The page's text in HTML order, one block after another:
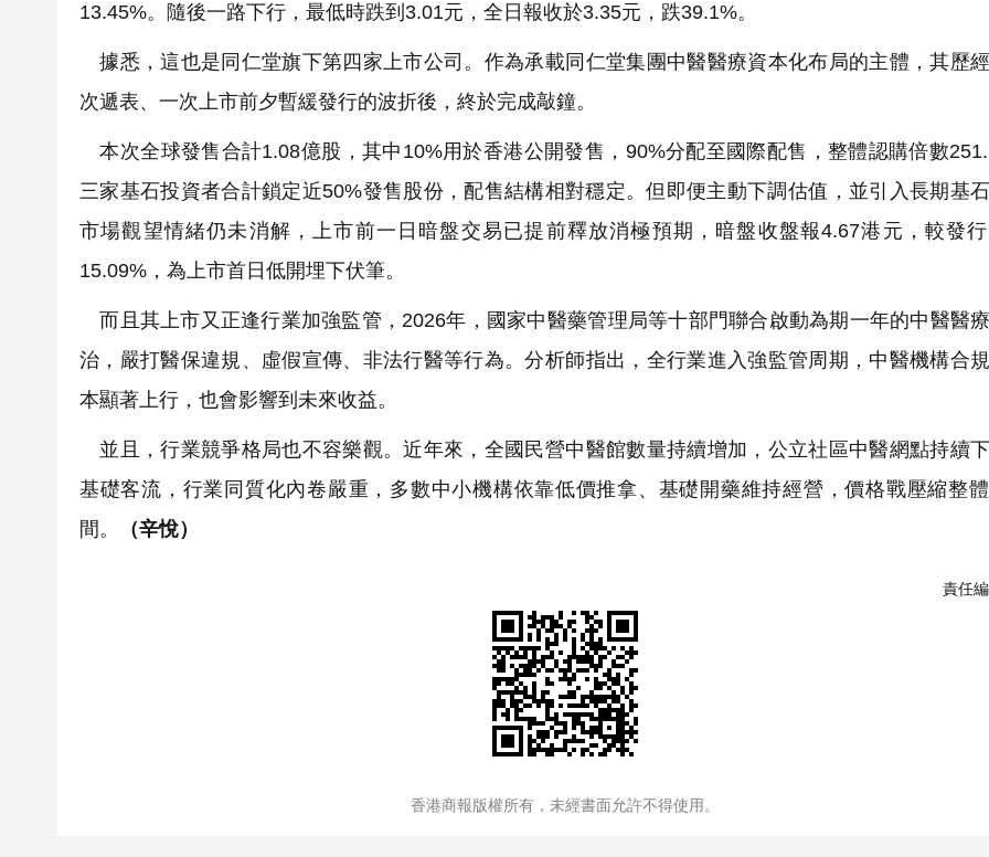
13.45%。隨後一路下行，最低時跌到3.01元，全日報收於3.35元，跌39.1%。
據悉，這也是同仁堂旗下第四家上市公司。作為承載同仁堂集團中醫醫療資本化布局的主體，其歷
次遞表、一次上市前夕暫緩發行的波折後，終於完成敲鐘。
本次全球發售合計1.08億股，其中10%用於香港公開發售，90%分配至國際配售，整體認購倍數
三家基石投資者合計鎖定近50%發售股份，配售結構相對穩定。但即便主動下調估值，並引入長期基
市場觀望情緒仍未消解，上市前一日暗盤交易已提前釋放消極預期，暗盤收盤報4.67港元，較發
15.09%，為上市首日低開埋下伏筆。
而且其上市又正逢行業加強監管，2026年，國家中醫藥管理局等十部門聯合啟動為期一年的中醫醫
治，嚴打醫保違規、虛假宣傳、非法行醫等行為。分析師指出，全行業進入強監管周期，中醫機構合
本顯著上行，也會影響到未來收益。
並且，行業競爭格局也不容樂觀。近年來，全國民營中醫館數量持續增加，公立社區中醫網點持續
基礎客流，行業同質化內卷嚴重，多數中小機構依靠低價推拿、基礎開藥維持經營，價格戰壓縮整
間。
（辛悅）
責任
香港商報版權所有，未經書面允許不得使用。